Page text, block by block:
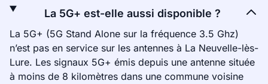
La 5G+ est-elle aussi disponible ?
La 5G+ (5G Stand Alone sur la fréquence 3.5 Ghz)
n’est pas en service sur les antennes à La Neuvelle-lès-
Lure. Les signaux 5G+ émis depuis une antenne située
à moins de 8 kilomètres dans une commune voisine